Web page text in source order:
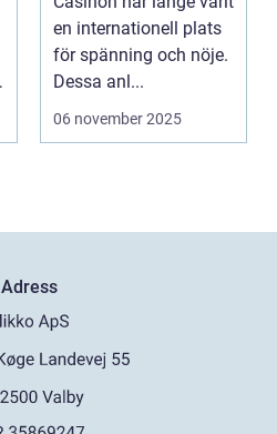
en internationell plats
för spänning och nöje.
Dessa anl...
06 november 2025
Adress